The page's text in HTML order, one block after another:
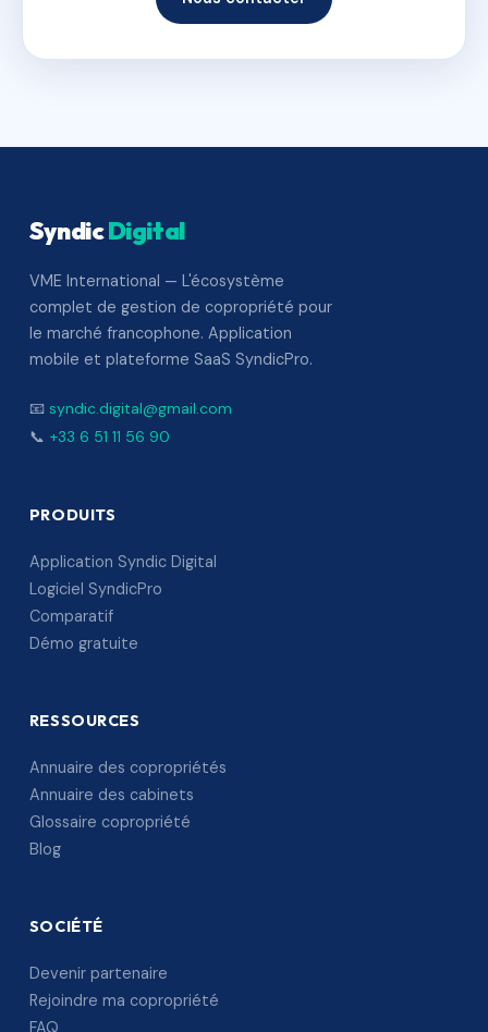
SyndicDigital
VME International — L'écosystème
complet de gestion de copropriété pour
le marché francophone. Application
mobile et plateforme SaaS SyndicPro.
📧 syndic.digital@gmail.com
📞 +33 6 51 11 56 90
PRODUITS
Application Syndic Digital
Logiciel SyndicPro
Comparatif
Démo gratuite
RESSOURCES
Annuaire des copropriétés
Annuaire des cabinets
Glossaire copropriété
Blog
SOCIÉTÉ
Devenir partenaire
Rejoindre ma copropriété
FAQ